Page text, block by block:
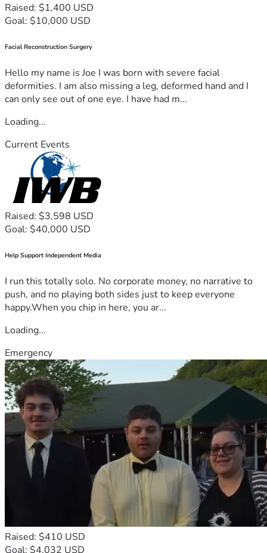
Raised: $1,400 USD
Goal: $10,000 USD
Facial Reconstruction Surgery
Hello my name is Joe I was born with severe facial
deformities. I am also missing a leg, deformed hand and I
can only see out of one eye. I have had m...
Loading...
Current Events
Raised: $3,598 USD
Goal: $40,000 USD
Help Support Independent Media
I run this totally solo. No corporate money, no narrative to
push, and no playing both sides just to keep everyone
happy.When you chip in here, you ar...
Loading...
Emergency
Raised: $410 USD
Goal: $4,032 USD